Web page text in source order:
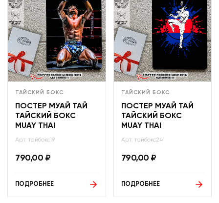
ТАЙСКИЙ БОКС
ПОСТЕР МУАЙ ТАЙ
ТАЙСКИЙ БОКС
MUAY THAI
Арт: тайбокс19
790,00 ₽
ПОДРОБНЕЕ
ТАЙСКИЙ БОКС
ПОСТЕР МУАЙ ТАЙ
ТАЙСКИЙ БОКС
MUAY THAI
Арт: тайбокс24
790,00 ₽
ПОДРОБНЕЕ